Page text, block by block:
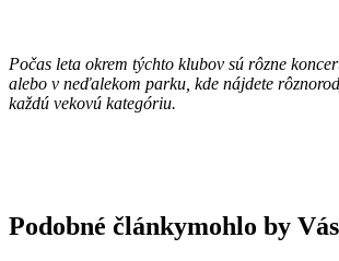
Počas leta okrem týchto klubov sú rôzne
alebo v neďalekom parku, kde nájdete
každú vekovú kategóriu.
Podobné článkymohlo by